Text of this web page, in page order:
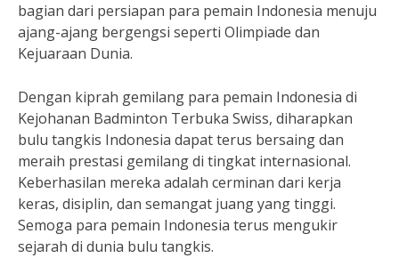
bagian dari persiapan para pemain Indonesia menuju
ajang-ajang bergengsi seperti Olimpiade dan
Kejuaraan Dunia.
Dengan kiprah gemilang para pemain Indonesia di
Kejohanan Badminton Terbuka Swiss, diharapkan
bulu tangkis Indonesia dapat terus bersaing dan
meraih prestasi gemilang di tingkat internasional.
Keberhasilan mereka adalah cerminan dari kerja
keras, disiplin, dan semangat juang yang tinggi.
Semoga para pemain Indonesia terus mengukir
sejarah di dunia bulu tangkis.